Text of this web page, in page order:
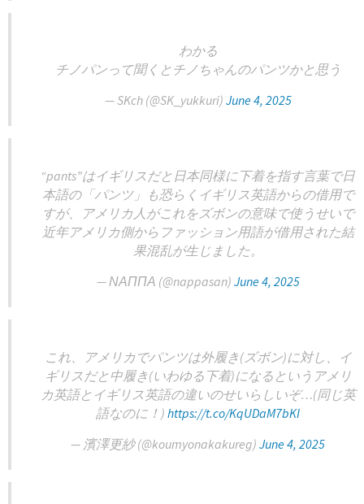
わかる
チノパンって聞くとチノちゃんのパンツかと思う
— SKch (@SK_yukkuri) June 4, 2025
“pants”はイギリスだと日本同様に下着を指す言葉で日
本語の「パンツ」も恐らくイギリス英語からの借用で
すが、アメリカ人がこれをズボンの意味で使うせいで
近年アメリカ側からファッション用語が借用された結
果混乱が生じました。
— ΝΑΠΠΑ (@nappasan) June 4, 2025
これ、アメリカでパンツは外履き(ズボン)に対し、イ
ギリスだと中履き(いわゆる下着)になるというアメリ
カ英語とイギリス英語の違いのせいらしいぞ…(同じ英
語なのに！) https://t.co/KqUDaM7bKI
— 濱澤更紗 (@koumyonakakureg) June 4, 2025